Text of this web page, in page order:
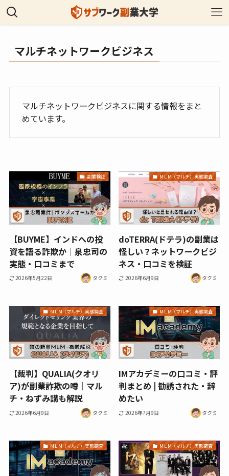
マルチネットワークビジネス
マルチネットワークビジネスに関する情報をまと
めています。
副業検証
【BUYME】インドへの投
資を語る詐欺か｜泉忠司の
実態・口コミまで
2026年5月22日 タクミ
МＬМ（マルチ）実態調査
doTERRA(ドテラ)の副業は
怪しい？ネットワークビジ
ネス・口コミを検証
2026年6月9日 タクミ
МＬМ（マルチ）実態調査
【裁判】QUALIA(クオリ
ア)が副業詐欺の噂│マル
チ・ねずみ講も解説
2026年6月9日 タクミ
МＬМ（マルチ）実態調査
IMアカデミーの口コミ・評
判まとめ | 勧誘された・辞
めたい
2026年7月9日 タクミ
МＬМ（マルチ）実態調査 МＬМ（マルチ）実態調査